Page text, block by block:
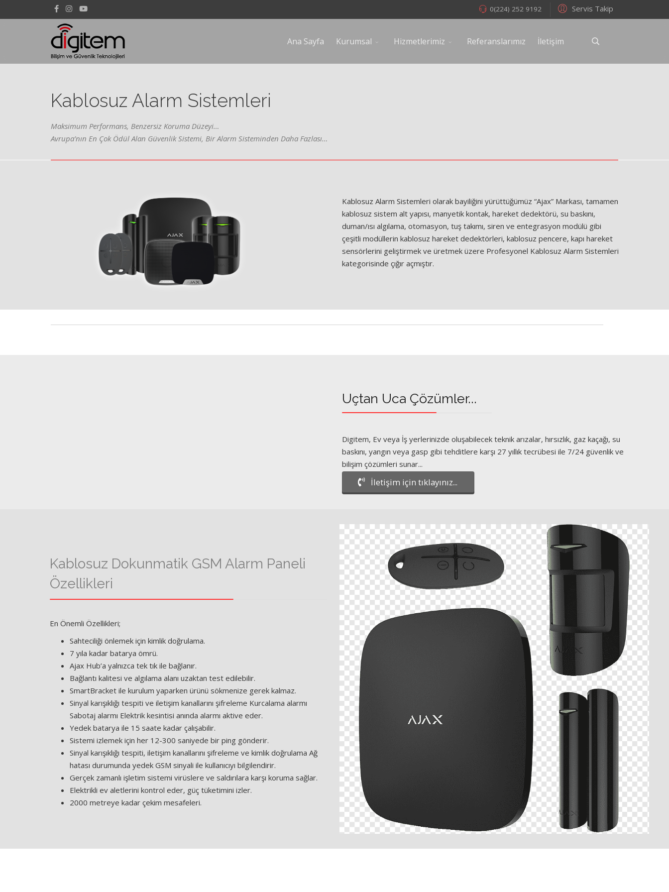
Servis Takip
0(224) 252 9192
Ana Sayfa Kurumsal Hizmetlerimiz Referanslarımız İletişim
Kablosuz Alarm Sistemleri
Maksimum Performans, Benzersiz Koruma Düzeyi…
Avrupa’nın En Çok Ödül Alan Güvenlik Sistemi, Bir Alarm Sisteminden Daha Fazlası…
Kablosuz Alarm Sistemleri olarak bayiliğini yürüttüğümüz “Ajax” Markası, tamamen
kablosuz sistem alt yapısı, manyetik kontak, hareket dedektörü, su baskını,
duman/ısı algılama, otomasyon, tuş takımı, siren ve entegrasyon modülü gibi
çeşitli modüllerin kablosuz hareket dedektörleri, kablosuz pencere, kapı hareket
sensörlerini geliştirmek ve üretmek üzere Profesyonel Kablosuz Alarm Sistemleri
kategorisinde çığır açmıştır.
Uçtan Uca Çözümler...
Digitem, Ev veya İş yerlerinizde oluşabilecek teknik arızalar, hırsızlık, gaz kaçağı, su
baskını, yangın veya gasp gibi tehditlere karşı 27 yıllık tecrübesi ile 7/24 güvenlik ve
bilişim çözümleri sunar...
İletişim için tıklayınız...
Kablosuz Dokunmatik GSM Alarm Paneli
Özellikleri
En Önemli Özellikleri;
Sahteciliği önlemek için kimlik doğrulama.
7 yıla kadar batarya ömrü.
Ajax Hub’a yalnızca tek tık ile bağlanır.
Bağlantı kalitesi ve algılama alanı uzaktan test edilebilir.
SmartBracket ile kurulum yaparken ürünü sökmenize gerek kalmaz.
Sinyal karışıklığı tespiti ve iletişim kanallarını şifreleme Kurcalama alarmı
Sabotaj alarmı Elektrik kesintisi anında alarmı aktive eder.
Yedek batarya ile 15 saate kadar çalışabilir.
Sistemi izlemek için her 12-300 saniyede bir ping gönderir.
Sinyal karışıklığı tespiti, iletişim kanallarını şifreleme ve kimlik doğrulama Ağ
hatası durumunda yedek GSM sinyali ile kullanıcıyı bilgilendirir.
Gerçek zamanlı işletim sistemi virüslere ve saldırılara karşı koruma sağlar.
Elektrikli ev aletlerini kontrol eder, güç tüketimini izler.
2000 metreye kadar çekim mesafeleri.